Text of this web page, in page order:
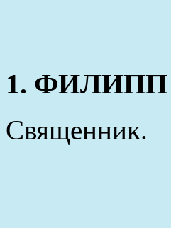
1. ФИЛИПП
Священник.